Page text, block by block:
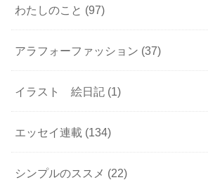
わたしのこと (97)
アラフォーファッション (37)
イラスト 絵日記 (1)
エッセイ連載 (134)
シンプルのススメ (22)